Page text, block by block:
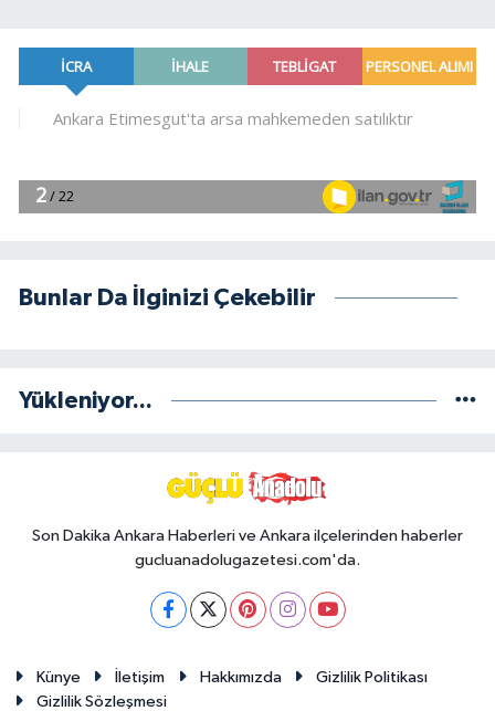
Bunlar Da İlginizi Çekebilir
Yükleniyor...
Son Dakika Ankara Haberleri ve Ankara ilçelerinden haberler
gucluanadolugazetesi.com'da.
Künye İletişim Hakkımızda
Gizlilik Politikası
Gizlilik Sözleşmesi